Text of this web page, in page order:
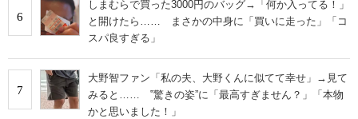
6
しまむらで買った3000円のバッグ→「何か入ってる！」
と開けたら…… まさかの中身に「買いに走った」「コ
スパ良すぎる」
7
大野智ファン「私の夫、大野くんに似てて幸せ」→見て
みると…… ‟驚きの姿”に「最高すぎません？」「本物
かと思いました！」